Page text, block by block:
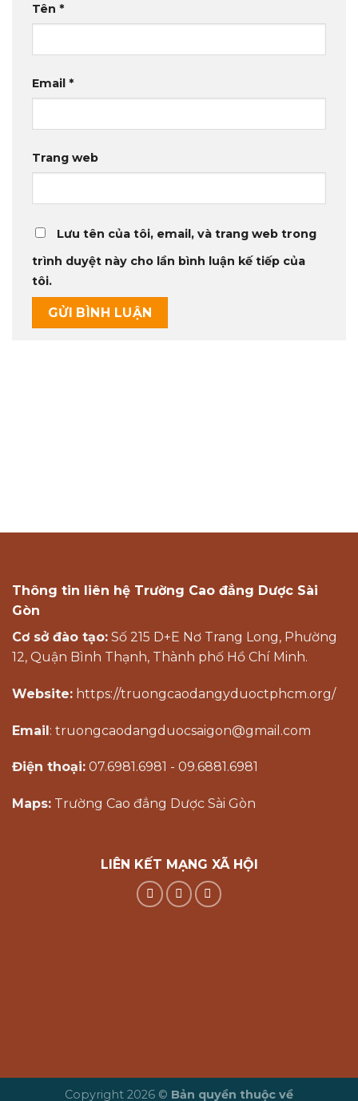
Tên *
Email *
Trang web
Lưu tên của tôi, email, và trang web trong
trình duyệt này cho lần bình luận kế tiếp của
tôi.
Thông tin liên hệ Trường Cao đẳng Dược Sài
Gòn
Cơ sở đào tạo: Số 215 D+E Nơ Trang Long, Phường
12, Quận Bình Thạnh, Thành phố Hồ Chí Minh.
Website: https://truongcaodangyduoctphcm.org/
Email: truongcaodangduocsaigon@gmail.com
Điện thoại: 07.6981.6981 - 09.6881.6981
Maps: Trường Cao đẳng Dược Sài Gòn
LIÊN KẾT MẠNG XÃ HỘI
Copyright 2026 © Bản quyền thuộc về